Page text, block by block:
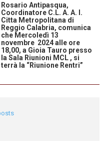
Rosario Antipasqua,
Coordinatore C.L. A. A. I.
Citta Metropolitana di
Reggio Calabria, comunica
che Mercoledì 13
novembre 2024 alle ore
18,00, a Gioia Tauro presso
la Sala Riunioni MCL , si
terrà la “Riunione Rentri”